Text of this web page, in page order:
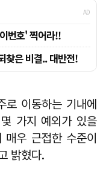
로 이동하는 기내에
가지 예외가 있을
우 근접한 수준이
밝혔다.